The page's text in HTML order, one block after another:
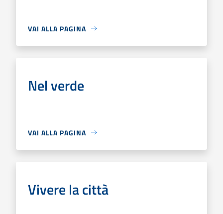
VAI ALLA PAGINA
Nel verde
VAI ALLA PAGINA
Vivere la città